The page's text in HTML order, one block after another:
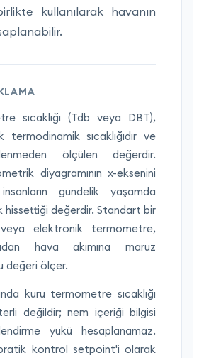
kullanılarak havanın
sıcaklığı (Tdb veya DBT),
termodinamik sıcaklığıdır ve
ölçülen değerdir.
diyagramının x-eksenini
gündelik yaşamda
hissettiği değerdir. Standart bir
elektronik termometre,
hava akımına maruz
değeri ölçer.
kuru termometre sıcaklığı
değildir; nem içeriği bilgisi
yükü hesaplanamaz.
kontrol setpoint'i olarak